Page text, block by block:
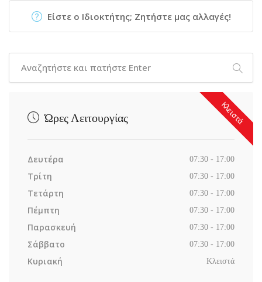
Είστε ο Ιδιοκτήτης; Ζητήστε μας αλλαγές!
Κλειστά
Ώρες Λειτουργίας
Δευτέρα 07:30 - 17:00
Τρίτη 07:30 - 17:00
Τετάρτη 07:30 - 17:00
Πέμπτη 07:30 - 17:00
Παρασκευή 07:30 - 17:00
Σάββατο 07:30 - 17:00
Κυριακή Κλειστά